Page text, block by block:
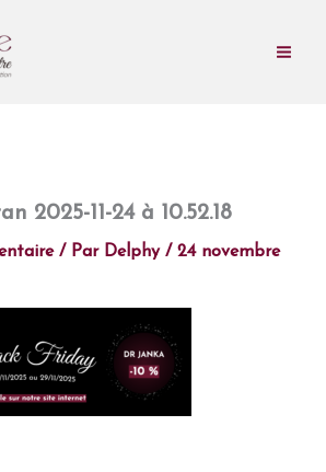
2025-11-24 à 10.52.18
/ Par Delphy / 24 novembre